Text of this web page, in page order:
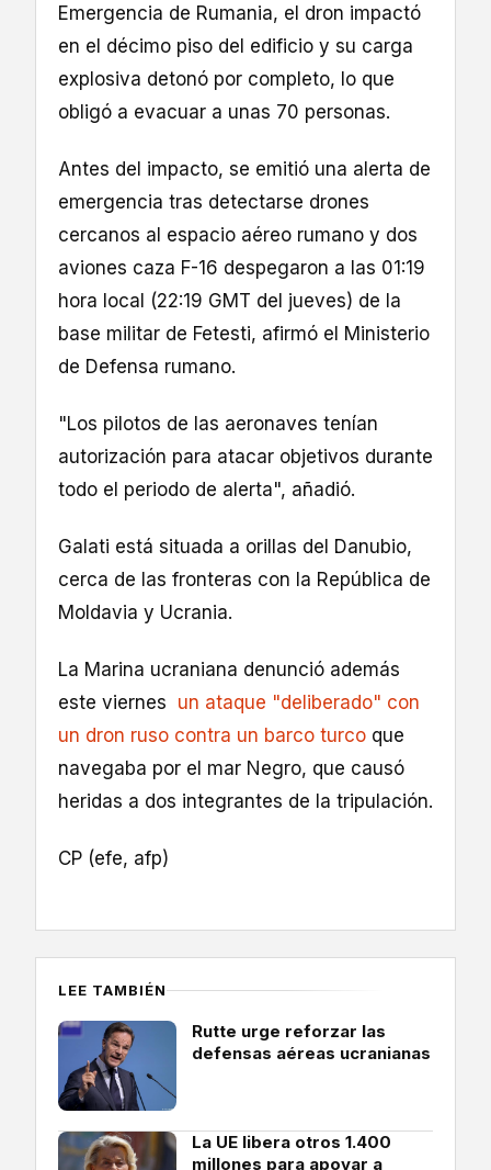
Emergencia de Rumania, el dron impactó
en el décimo piso del edificio y su carga
explosiva detonó por completo, lo que
obligó a evacuar a unas 70 personas.
Antes del impacto, se emitió una alerta de
emergencia tras detectarse drones
cercanos al espacio aéreo rumano y dos
aviones caza F-16 despegaron a las 01:19
hora local (22:19 GMT del jueves) de la
base militar de Fetesti, afirmó el Ministerio
de Defensa rumano.
"Los pilotos de las aeronaves tenían
autorización para atacar objetivos durante
todo el periodo de alerta", añadió.
Galati está situada a orillas del Danubio,
cerca de las fronteras con la República de
Moldavia y Ucrania.
La Marina ucraniana denunció además
este viernes un ataque "deliberado" con
un dron ruso contra un barco turco que
navegaba por el mar Negro, que causó
heridas a dos integrantes de la tripulación.
CP (efe, afp)
LEE TAMBIÉN
Rutte urge reforzar las
defensas aéreas ucranianas
La UE libera otros 1.400
millones para apoyar a